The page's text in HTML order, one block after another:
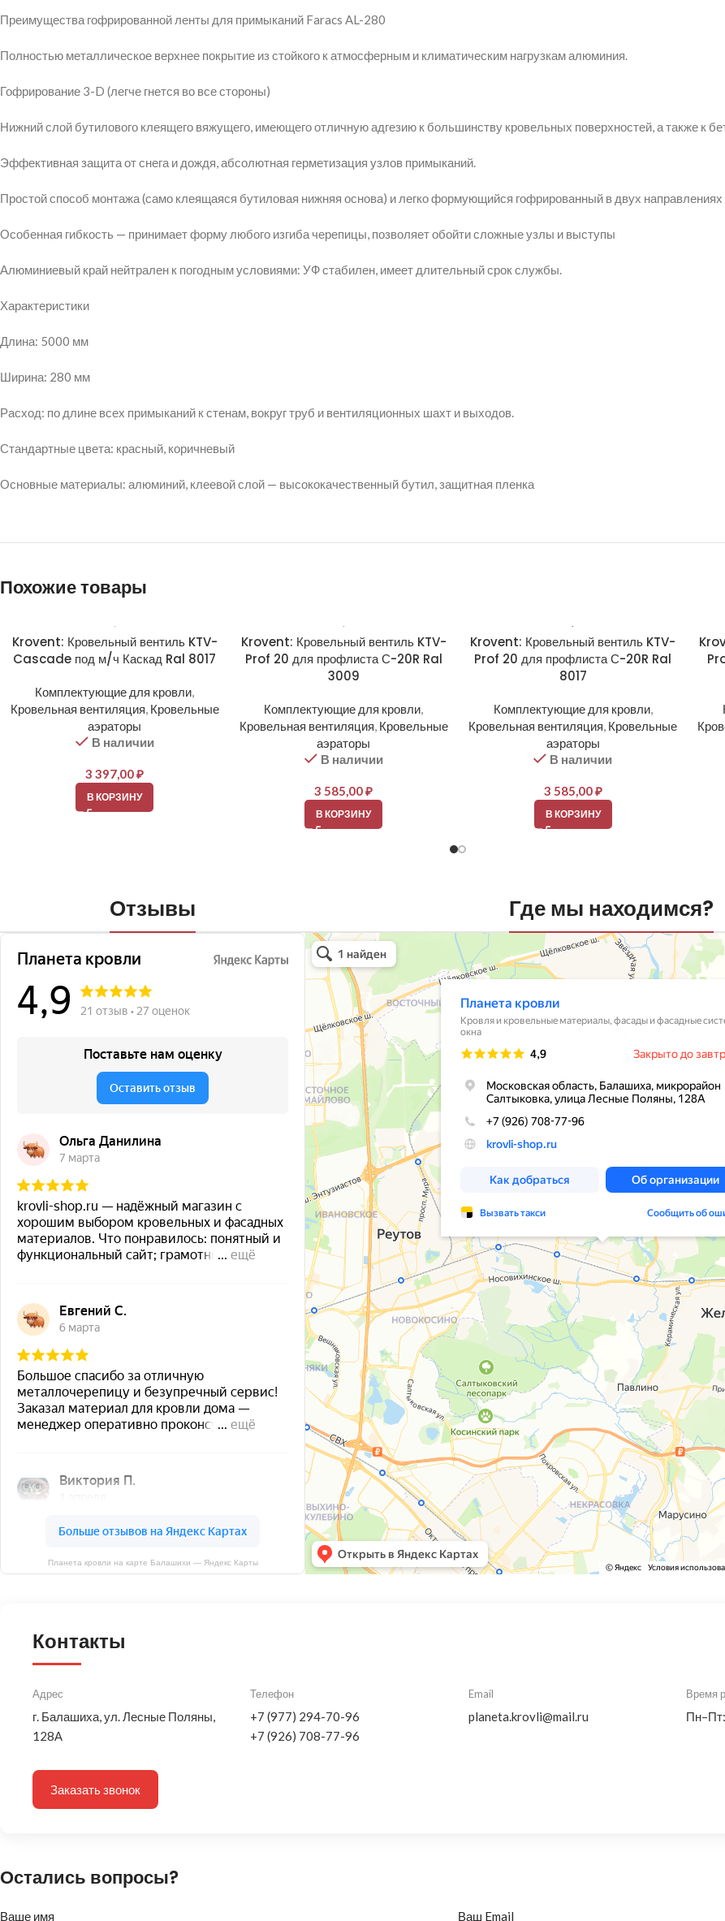
Преимущества гофрированной ленты для примыканий Faracs AL-280
Полностью металлическое верхнее покрытие из стойкого к атмосферным и климатическим нагрузкам алюминия.
Гофрирование 3-D (легче гнется во все стороны)
Нижний слой бутилового клеящего вяжущего, имеющего отличную адгезию к большинству кровельных поверхностей, а также к
Эффективная защита от снега и дождя, абсолютная герметизация узлов примыканий.
Простой способ монтажа (само клеящаяся бутиловая нижняя основа) и легко формующийся гофрированный в двух
Особенная гибкость — принимает форму любого изгиба черепицы, позволяет обойти сложные узлы и выступы
Алюминиевый край нейтрален к погодным условиями: УФ стабилен, имеет длительный срок службы.
Характеристики
Длина: 5000 мм
Ширина: 280 мм
Расход: по длине всех примыканий к стенам, вокруг труб и вентиляционных шахт и выходов.
Стандартные цвета: красный, коричневый
Основные материалы: алюминий, клеевой слой — высококачественный бутил, защитная пленка
Похожие товары
Krovent: Кровельный вентиль KTV-
Cascade под м/ч Каскад Ral 8017
Комплектующие для кровли,
Кровельная вентиляция, Кровельные
аэраторы
В наличии
3 397,00₽
В КОРЗИНУ
Krovent: Кровельный вентиль KTV-
Prof 20 для профлиста С-20R Ral
3009
Комплектующие для кровли,
Кровельная вентиляция, Кровельные
аэраторы
В наличии
3 585,00₽
В КОРЗИНУ
Krovent: Кровельный вентиль KTV-
Prof 20 для профлиста С-20R Ral
8017
Комплектующие для кровли,
Кровельная вентиляция, Кровельные
аэраторы
В наличии
3 585,00₽
В КОРЗИНУ
Отзывы
Планета кровли на карте Балашихи — Яндекс Карты
Где мы находимся?
Планета кровли
Кровля и кровельные материалы в Балашихе
Окна в Балашихе
Контакты
Адрес
г. Балашиха, ул. Лесные Поляны,
128А
Телефон
+7 (977) 294-70-96
+7 (926) 708-77-96
Email
planeta.krovli@mail.ru
Время
Заказать звонок
Остались вопросы?
Ваше имя Ваш Email